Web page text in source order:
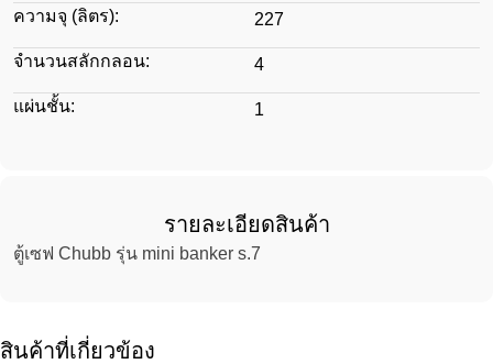
ความจุ (ลิตร): 227
จำนวนสลักกลอน: 4
แผ่นชั้น: 1
รายละเอียดสินค้า
ตู้เซฟ Chubb รุ่น mini banker s.7
สินค้าที่เกี่ยวข้อง